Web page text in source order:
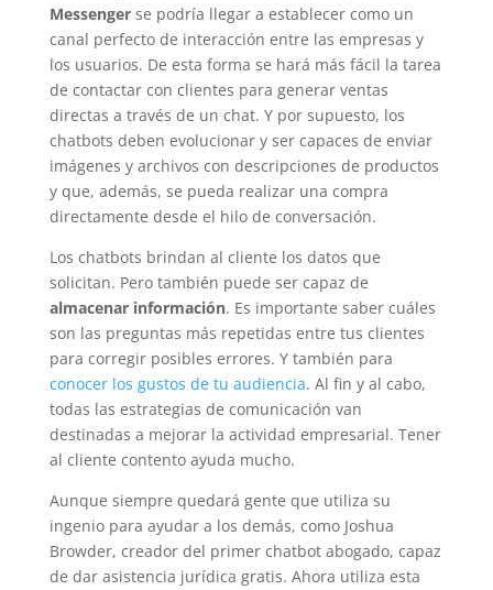
Messengerse podría llegar a establecer como un
canal perfecto de interacción entre las empresas y
los usuarios. De esta forma se hará más fácil la tarea
de contactar con clientes para generar ventas
directas a través de un chat. Y por supuesto, los
chatbots deben evolucionar y ser capaces de enviar
imágenes y archivos con descripciones de productos
y que, además, se pueda realizar una compra
directamente desde el hilo de conversación.
Los chatbots brindan al cliente los datos que
solicitan. Pero también puede ser capaz de
almacenar información. Es importante saber cuáles
son las preguntas más repetidas entre tus clientes
para corregir posibles errores. Y también para
conocer los gustos de tu audiencia. Al fin y al cabo,
todas las estrategias de comunicación van
destinadas a mejorar la actividad empresarial. Tener
al cliente contento ayuda mucho.
Aunque siempre quedará gente que utiliza su
ingenio para ayudar a los demás, como Joshua
Browder, creador del primer chatbot abogado, capaz
de dar asistencia jurídica gratis. Ahora utiliza esta